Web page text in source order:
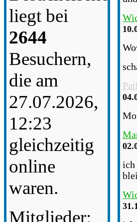
liegt bei
2644
Besuchern,
die am
27.07.2026,
12:23
gleichzeitig
online
waren.
Mitglieder:
ich